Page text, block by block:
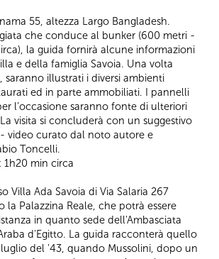
55, altezza Largo Bangladesh.
che conduce al bunker (600 metri -
la guida fornirà alcune informazioni
e della famiglia Savoia. Una volta
saranno illustrati i diversi ambienti
ed in parte ammobiliati. I pannelli
l’occasione saranno fonte di ulteriori
visita si concluderà con un suggestivo
video curato dal noto autore e
Toncelli.
1h20 min circa
Villa Ada Savoia di Via Salaria 267
la Palazzina Reale, che potrà essere
in quanto sede dell'Ambasciata
d'Egitto. La guida racconterà quello
del '43, quando Mussolini, dopo un